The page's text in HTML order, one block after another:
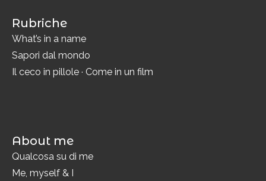
Rubriche
What’s in a name
Sapori dal mondo
Il ceco in pillole · Come in un film
About me
Qualcosa su di me
Me, myself & I